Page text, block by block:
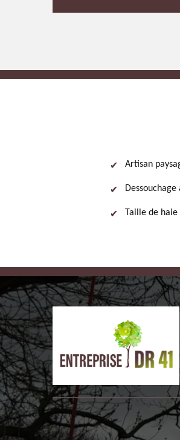
Artisan
Taille de